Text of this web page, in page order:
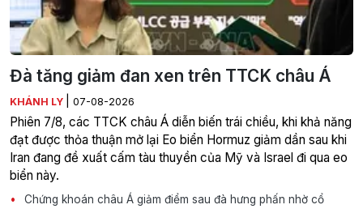
Đà tăng giảm đan xen trên TTCK châu Á
KHÁNH LY 07-08-2026
Phiên 7/8, các TTCK châu Á diễn biến trái chiều, khi khả năng
đạt được thỏa thuận mở lại Eo biển Hormuz giảm dần sau khi
Iran đang đề xuất cấm tàu thuyền của Mỹ và Israel đi qua eo
biển này.
Chứng khoán châu Á giảm điểm sau đà hưng phấn nhờ cổ